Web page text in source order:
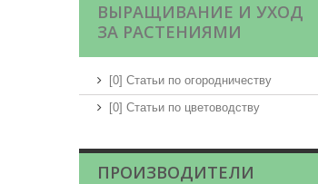
ВЫРАЩИВАНИЕ И УХОД
ЗА РАСТЕНИЯМИ
[0] Статьи по огородничеству
[0] Статьи по цветоводству
ПРОИЗВОДИТЕЛИ